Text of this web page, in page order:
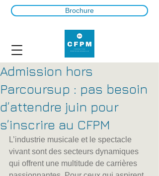
Brochure
Admission hors
Parcoursup : pas besoin
d’attendre juin pour
s’inscrire au CFPM
L’industrie musicale et le spectacle
vivant sont des secteurs dynamiques
qui offrent une multitude de carrières